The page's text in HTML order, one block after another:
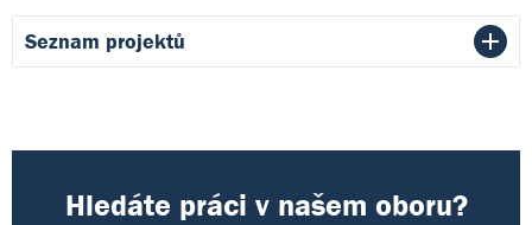
Seznam projektů
Hledáte práci v našem oboru?